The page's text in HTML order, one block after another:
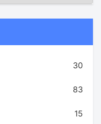
30
83
15